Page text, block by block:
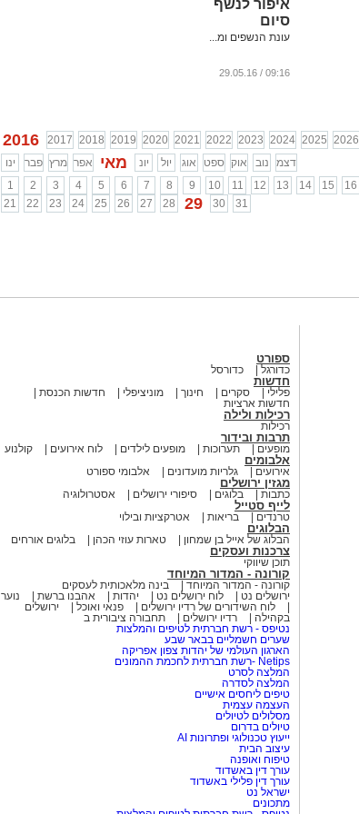
איפור לנשף
סיום
עונת הנשפים ומ...
09:16 / 29.05.16
2016 2017 2018 2019 2020 2021 2022 2023 2024 2025 2026
ינו
פבר מרץ אפר מאי יונ יול אוג ספט אוק נוב
דצמ
1
2 3 4 5 6 7 8 9 10 11 12 13 14 15 16
21
22 23 24 25 26 27 28 29 30 31
ספורט
כדורגל כדורסל
חדשות
פלילי סקרים חינוך מוניציפלי
חדשות הכנסת
חדשות ארציות
רכילות ולילה
רכילות
תרבות ובידור
מופעים תערוכות מופעים לילדים לוח אירועים קולנוע
אלבומים
אירועים גלריות מועדונים אלבומי ספורט
מגזין ירושלים
כתבות בלוגים סיפורי ירושלים אסטרולוגיה
לייף סטייל
טרנדים בריאות אטרקציות ובילוי
הבלוגים
הבלוג של אייל בן שמחון טארות עוזי הכהן בלוגים אורחים
צרכנות ועסקים
תוכן שיווקי
קורונה - המדור המיוחד
קורונה - המדור המיוחד
בינה מלאכותית לעסקים
ירושלים נט
לוח ירושלים נט יהדות אהבנו ברשת
נוער
לוח השידורים של רדיו ירושלים
פנאי ואוכל
ירושלים
בקהילה
רדיו ירושלים
תחבורה ציבורית ב
נטיפס - רשת חברתית לטיפים והמלצות
שערים חשמליים בבאר שבע
הארגון העולמי של יהדות צפון אפריקה
Netips -רשת חברתית לחכמת ההמונים
המלצה לסרט
המלצה לסדרה
טיפים ליחסים אישיים
העצמה עצמית
מסלולים לטיולים
טיולים בדרום
ייעוץ טכנולוגי ופתרונות AI
עיצוב הבית
טיפוח ואופנה
עורך דין באשדוד
עורך דין פלילי באשדוד
ישראל נט
מתכונים